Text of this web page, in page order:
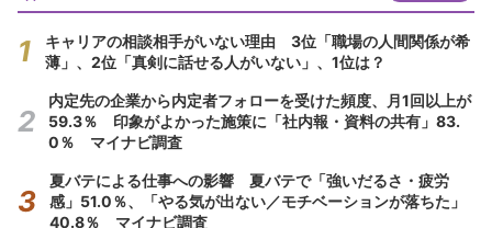
キャリアの相談相手がいない理由 3位「職場の人間関係が希
薄」、2位「真剣に話せる人がいない」、1位は？
内定先の企業から内定者フォローを受けた頻度、月1回以上が
59.3％ 印象がよかった施策に「社内報・資料の共有」83.
0％ マイナビ調査
夏バテによる仕事への影響 夏バテで「強いだるさ・疲労
感」51.0％、「やる気が出ない／モチベーションが落ちた」
40.8％ マイナビ調査